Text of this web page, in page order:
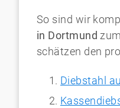
So sind wir
in Dortmund
schätzen den
Diebstahl